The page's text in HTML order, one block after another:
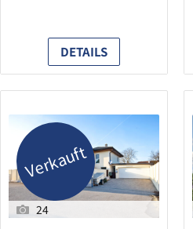
DETAILS
Verkauft
24